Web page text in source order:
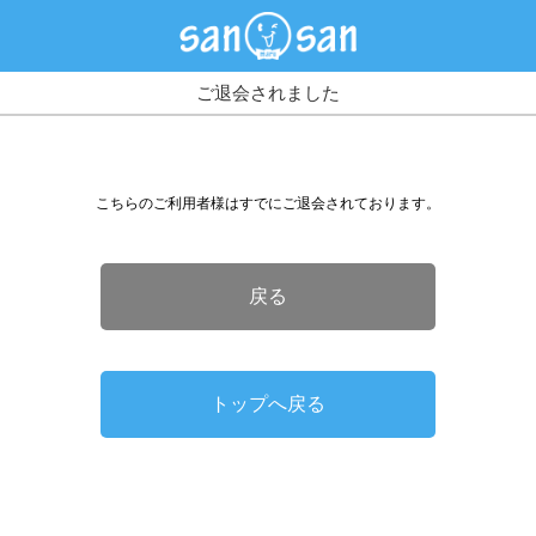
ご退会されました
こちらのご利用者様はすでにご退会されております。
戻る
トップへ戻る